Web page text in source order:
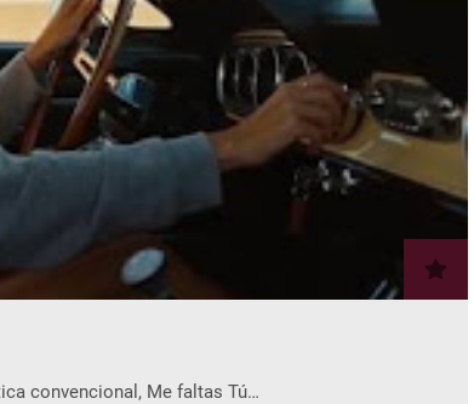
convencional, Me faltas Tú…